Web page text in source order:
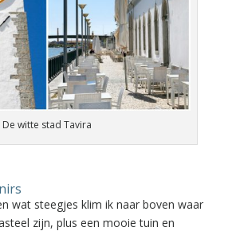
De witte stad Tavira
wat steegjes klim ik naar boven waar
zijn, plus een mooie tuin en